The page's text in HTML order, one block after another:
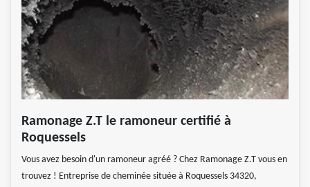
Ramonage Z.T le ramoneur certifié à
Roquessels
Vous avez besoin d'un ramoneur agréé ? Chez Ramonage Z.T vous en
trouvez ! Entreprise de cheminée située à Roquessels 34320,